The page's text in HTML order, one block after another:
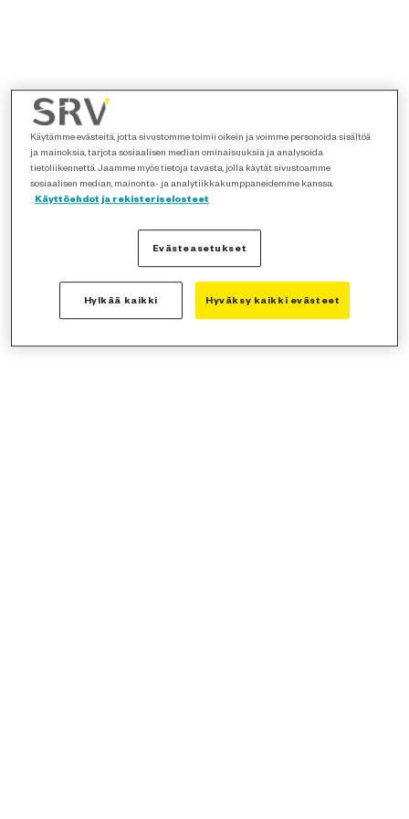
Käytämme evästeitä, jotta sivustomme toimii oikein ja voimme personoida sisältöä
ja mainoksia, tarjota sosiaalisen median ominaisuuksia ja analysoida
tietoliikennettä. Jaamme myös tietoja tavasta, jolla käytät sivustoamme
sosiaalisen median, mainonta- ja analytiikkakumppaneidemme kanssa.
Käyttöehdot ja rekisteriselosteet
Evästeasetukset
Hylkää kaikki Hyväksy kaikki evästeet